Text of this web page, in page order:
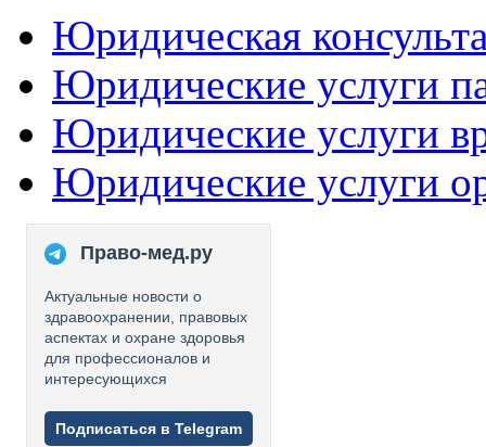
Юридическая
Юридические услуги
Юридические услуги
Юридические услуги
Право-мед.ру
Актуальные новости о
здравоохранении, правовых
аспектах и охране здоровья
для профессионалов и
интересующихся
Подписаться в Telegram